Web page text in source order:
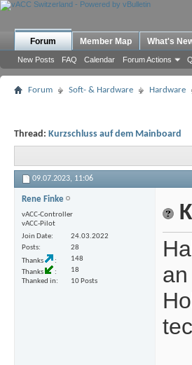
Forum
New Posts FAQ Calendar Forum Actions
Member Map What's
Forum Soft- & Hardware Hardware
Thread: Kurzschluss auf dem Mainboard
09.07.2023, 11:06
Rene Finke
vACC-Controller
vACC-Pilot
Join Date
24.03.2022
Posts
28
Thanks
148
Thanks
18
Thanked in
10 Posts